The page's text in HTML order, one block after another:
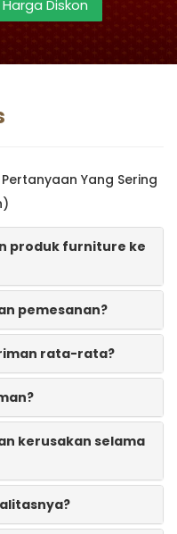
Diskon
Yang Sering
produk furniture ke
pemesanan?
rata-rata?
kerusakan selama